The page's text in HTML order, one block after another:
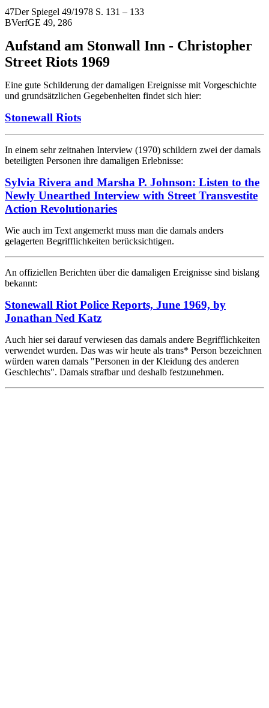
47Der Spiegel 49/1978 S. 131 – 133
BVerfGE 49, 286
Aufstand am Stonwall Inn - Christopher
Street Riots 1969
Eine gute Schilderung der damaligen Ereignisse mit Vorgeschichte
und grundsätzlichen Gegebenheiten findet sich hier:
Stonewall Riots
In einem sehr zeitnahen Interview (1970) schildern zwei der damals
beteiligten Personen ihre damaligen Erlebnisse:
Sylvia Rivera and Marsha P. Johnson: Listen to the
Newly Unearthed Interview with Street Transvestite
Action Revolutionaries
Wie auch im Text angemerkt muss man die damals anders
gelagerten Begrifflichkeiten berücksichtigen.
An offiziellen Berichten über die damaligen Ereignisse sind bislang
bekannt:
Stonewall Riot Police Reports, June 1969, by
Jonathan Ned Katz
Auch hier sei darauf verwiesen das damals andere Begrifflichkeiten
verwendet wurden. Das was wir heute als trans* Person bezeichnen
würden waren damals "Personen in der Kleidung des anderen
Geschlechts". Damals strafbar und deshalb festzunehmen.